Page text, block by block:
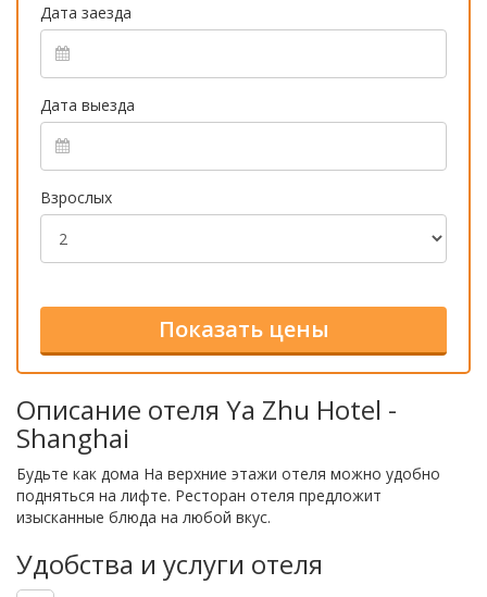
Дата заезда
Дата выезда
Взрослых
Описание отеля Ya Zhu Hotel -
Shanghai
Будьте как дома На верхние этажи отеля можно удобно
подняться на лифте. Ресторан отеля предложит
изысканные блюда на любой вкус.
Удобства и услуги отеля